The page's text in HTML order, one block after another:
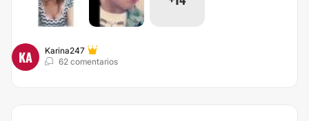
KA
Karina247
62 comentarios